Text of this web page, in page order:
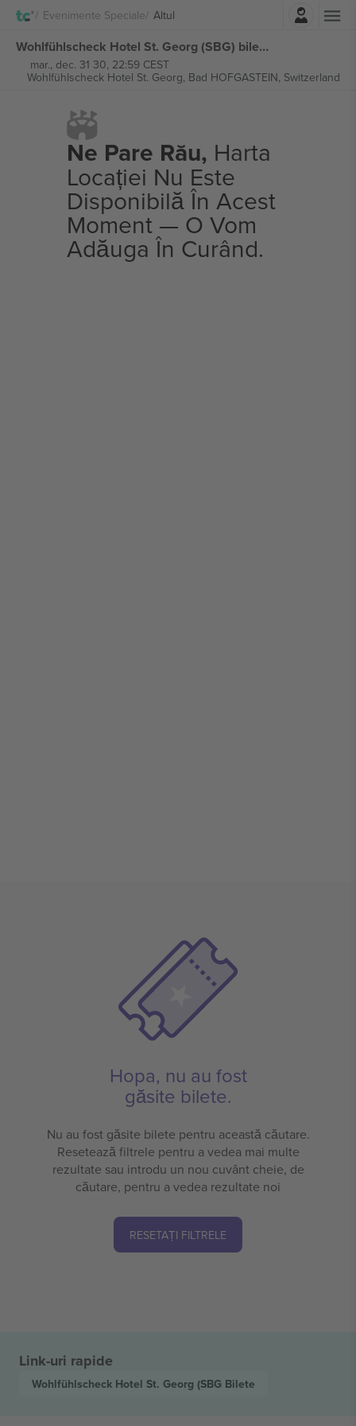
Evenimente Speciale Altul
Wohlfühlscheck Hotel St. Georg (SBG) bilete
mar., dec. 31 30, 22:59 CEST
Wohlfühlscheck Hotel St. Georg, Bad HOFGASTEIN, Switzerland
Ne Pare Rău, Harta
Locației Nu Este
Disponibilă În Acest
Moment — O Vom
Adăuga În Curând.
Hopa, nu au fost
găsite bilete.
Nu au fost găsite bilete pentru această căutare.
Resetează filtrele pentru a vedea mai multe
rezultate sau introdu un nou cuvânt cheie, de
căutare, pentru a vedea rezultate noi
RESETAȚI FILTRELE
Link-uri rapide
Wohlfühlscheck Hotel St. Georg (SBG Bilete